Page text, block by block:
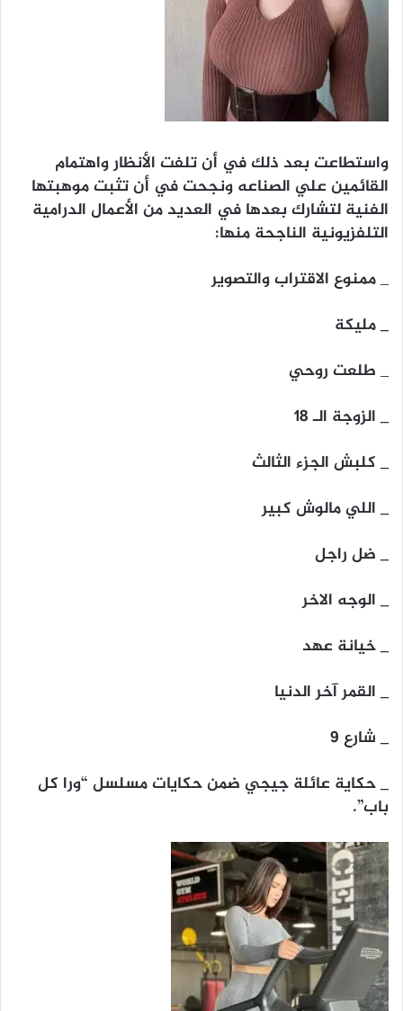
واستطاعت بعد ذلك في أن تلفت الأنظار واهتمام
القائمين علي الصناعه ونجحت في أن تثبت موهبتها
الفنية لتشارك بعدها في العديد من الأعمال الدرامية
التلفزيونية الناجحة منها:
_ممنوع الاقتراب والتصوير
_ مليكة
_طلعت روحي
_ الزوجة الـ 18
_ كلبش الجزء الثالث
_ اللي مالوش كبير
_ ضل راجل
_ الوجه الاخر
_ خيانة عهد
_ القمر آخر الدنيا
_ شارع ٩
_ حكاية عائلة جيجي ضمن حكايات مسلسل “ورا كل
باب”.